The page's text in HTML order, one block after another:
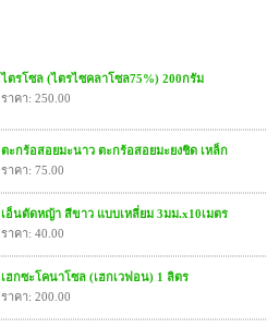
ไตรโซล (ไตรไซคลาโซล75%) 200กรัม
ราคา: 250.00
ตะกร้อสอยมะนาว ตะกร้อสอยมะยงชิด เหล็ก
ราคา: 75.00
เอ็นตัดหญ้า สีขาว แบบเหลี่ยม 3มม.x10เมตร
ราคา: 40.00
เฮกซะโคนาโซล (เฮกเวฟอน) 1 ลิตร
ราคา: 200.00